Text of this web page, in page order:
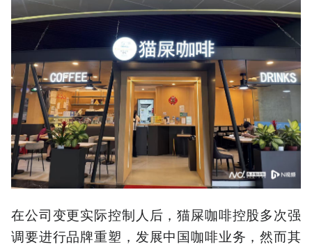
在公司变更实际控制人后，猫屎咖啡控股多次强
调要进行品牌重塑，发展中国咖啡业务，然而其